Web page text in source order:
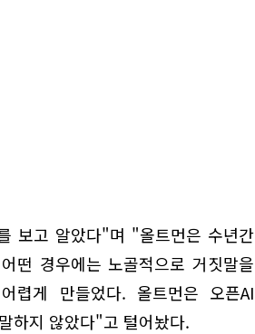
보고 알았다"며 "올트먼은 수년간
떤 경우에는 노골적으로 거짓말을
렵게 만들었다. 올트먼은 오픈AI
하지 않았다"고 털어놨다.